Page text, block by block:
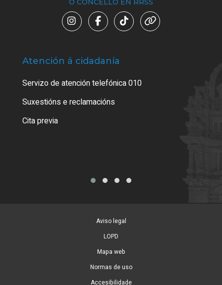
Atención á cidadanía
Servizo de atención telefónica 010
Suxestións e reclamacións
Cita previa
Aviso legal
LOPD
Mapa web
Normas de uso
Accesibilidade